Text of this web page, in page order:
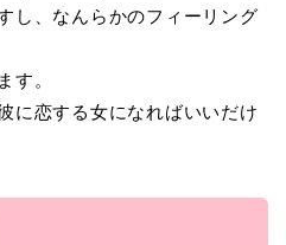
し、なんらかのフィーリング
す。
に恋する女になればいいだけ